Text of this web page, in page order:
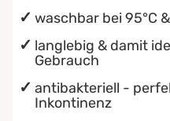
waschbar bei 95°C
langlebig & damit
Gebrauch
antibakteriell -
Inkontinenz